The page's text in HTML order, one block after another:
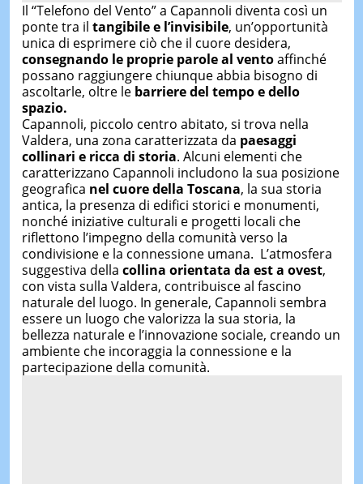
Il “Telefono del Vento” a Capannoli diventa così un
ponte tra il tangibile e l’invisibile, un’opportunità
unica di esprimere ciò che il cuore desidera,
consegnando le proprie parole al ventoaffinché
possano raggiungere chiunque abbia bisogno di
ascoltarle, oltre le barriere del tempo e dello
spazio.
Capannoli, piccolo centro abitato, si trova nella
Valdera, una zona caratterizzata da paesaggi
collinari e ricca di storia. Alcuni elementi che
caratterizzano Capannoli includono la sua posizione
geografica nel cuore della Toscana, la sua storia
antica, la presenza di edifici storici e monumenti,
nonché iniziative culturali e progetti locali che
riflettono l’impegno della comunità verso la
condivisione e la connessione umana. L’atmosfera
suggestiva della collina orientata da est a ovest,
con vista sulla Valdera, contribuisce al fascino
naturale del luogo. In generale, Capannoli sembra
essere un luogo che valorizza la sua storia, la
bellezza naturale e l’innovazione sociale, creando un
ambiente che incoraggia la connessione e la
partecipazione della comunità.